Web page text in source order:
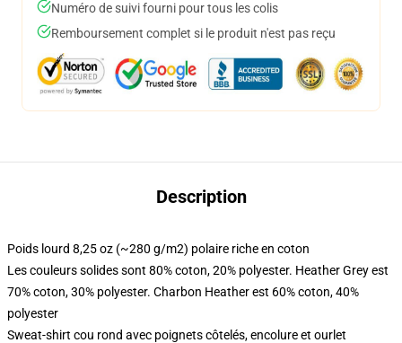
Numéro de suivi fourni pour tous les colis
Remboursement complet si le produit n'est pas reçu
Description
Poids lourd 8,25 oz (~280 g/m2) polaire riche en coton
Les couleurs solides sont 80% coton, 20% polyester. Heather Grey est
70% coton, 30% polyester. Charbon Heather est 60% coton, 40%
polyester
Sweat-shirt cou rond avec poignets côtelés, encolure et ourlet